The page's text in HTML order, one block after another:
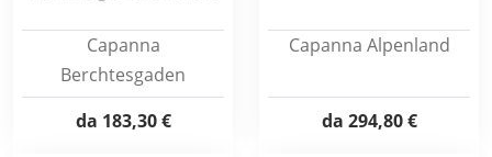
Capanna
Berchtesgaden
da 183,30 €
Capanna Alpenland
da 294,80 €